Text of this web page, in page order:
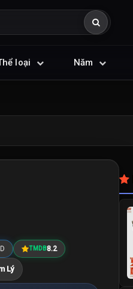
loại Năm
TMDB8.2
Lý